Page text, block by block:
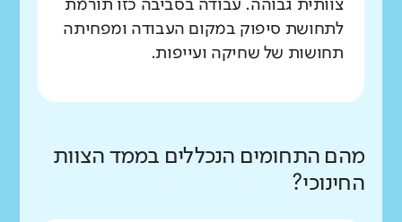
צוותית גבוהה. עבודה בסביבה כזו תורמת
לתחושת סיפוק במקום העבודה ומפחיתה
תחושות של שחיקה ועייפות.
מהם התחומים הנכללים בממד הצוות
החינוכי?